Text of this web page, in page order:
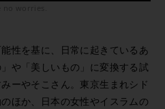
性を基に、日常に起きているあ
や「美しいもの」に変換する試
ーやそこさん。東京生まれシド
ほか、日本の女性やイスラムの